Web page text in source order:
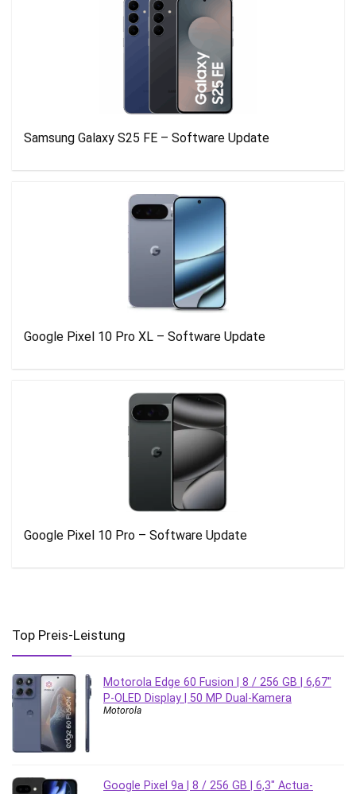
Samsung Galaxy S25 FE – Software Update
Google Pixel 10 Pro XL – Software Update
Google Pixel 10 Pro – Software Update
Top Preis-Leistung
Motorola Edge 60 Fusion | 8 / 256 GB | 6,67″
P-OLED Display | 50 MP Dual-Kamera
Motorola
Google Pixel 9a | 8 / 256 GB | 6,3″ Actua-